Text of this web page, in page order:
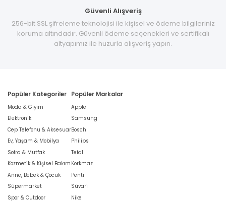
Güvenli Alışveriş
256-bit SSL şifreleme teknolojisi ile kişisel ve ödeme bilgileriniz
koruma altındadır. Güvenli ödeme seçenekleri ve sertifikalı
altyapımız ile huzurla alışveriş yapın.
Popüler Kategoriler
Moda & Giyim
Elektronik
Cep Telefonu & Aksesuar
Ev, Yaşam & Mobilya
Sofra & Mutfak
Kozmetik & Kişisel Bakım
Anne, Bebek & Çocuk
Süpermarket
Spor & Outdoor
Popüler Markalar
Apple
Samsung
Bosch
Philips
Tefal
Korkmaz
Penti
Süvari
Nike